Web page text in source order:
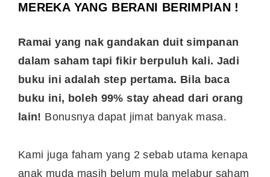
MEREKA YANG BERANI BERIMPIAN !
Ramai yang nak gandakan duit simpanan
dalam saham tapi fikir berpuluh kali. Jadi
buku ini adalah step pertama. Bila baca
buku ini, boleh 99% stay ahead dari orang
lain! Bonusnya dapat jimat banyak masa.
Kami juga faham yang 2 sebab utama kenapa
anak muda masih belum mula melabur saham